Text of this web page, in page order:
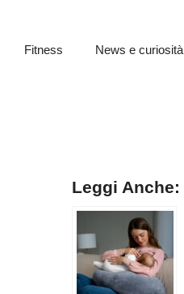
Fitness News e curiosità
Leggi Anche: